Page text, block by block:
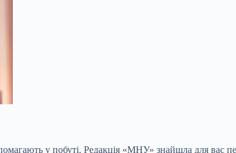
у побуті. Редакція «МНУ» знайшла для вас